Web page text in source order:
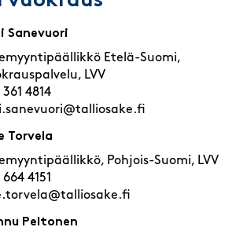
Sanevuori
Etelä-Suomi,
LVV
361 4814
Torvela
Pohjois-Suomi, LVV
4151
Peltonen